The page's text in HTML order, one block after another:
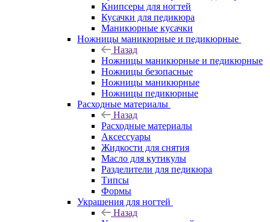
Книпсеры для ногтей
Кусачки для педикюра
Маникюрные кусачки
Ножницы маникюрные и педикюрные
Назад
Ножницы маникюрные и педикюрные
Ножницы безопасные
Ножницы маникюрные
Ножницы педикюрные
Расходные материалы
Назад
Расходные материалы
Аксессуары
Жидкости для снятия
Масло для кутикулы
Разделители для педикюра
Типсы
Формы
Украшения для ногтей
Назад